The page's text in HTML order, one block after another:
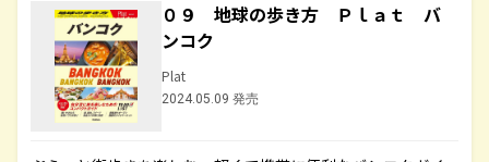
０９ 地球の歩き方 Ｐｌａｔ バ
ンコク
Plat
2024.05.09 発売